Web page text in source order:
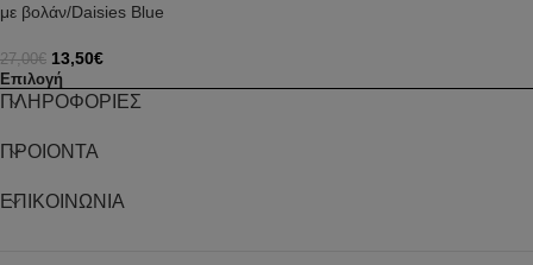
με βολάν/Daisies Blue
27,00€ 13,50€
Επιλογή
ΠΛΗΡΟΦΟΡΙΕΣ
ΠΡΟΙΟΝΤΑ
ΕΠΙΚΟΙΝΩΝΙΑ